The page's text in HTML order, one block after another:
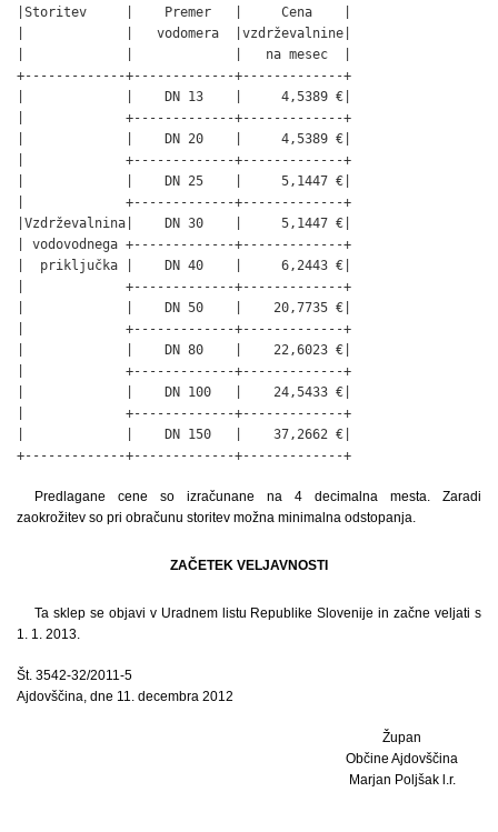
|Storitev     |    Premer   |     Cena    |
|             |   vodomera  |vzdrževalnine|
|             |             |   na mesec  |
+-------------+-------------+-------------+
|             |    DN 13    |     4,5389 €|
|             +-------------+-------------+
|             |    DN 20    |     4,5389 €|
|             +-------------+-------------+
|             |    DN 25    |     5,1447 €|
|             +-------------+-------------+
|Vzdrževalnina|    DN 30    |     5,1447 €|
| vodovodnega +-------------+-------------+
|  priključka |    DN 40    |     6,2443 €|
|             +-------------+-------------+
|             |    DN 50    |    20,7735 €|
|             +-------------+-------------+
|             |    DN 80    |    22,6023 €|
|             +-------------+-------------+
|             |    DN 100   |    24,5433 €|
|             +-------------+-------------+
|             |    DN 150   |    37,2662 €|
+-------------+-------------+-------------+
Predlagane cene so izračunane na 4 decimalna mesta. Zaradi
zaokrožitev so pri obračunu storitev možna minimalna odstopanja.
ZAČETEK VELJAVNOSTI
Ta sklep se objavi v Uradnem listu Republike Slovenije in začne veljati s
1. 1. 2013.
Št. 3542-32/2011-5
Ajdovščina, dne 11. decembra 2012
Župan
Občine Ajdovščina
Marjan Poljšak l.r.